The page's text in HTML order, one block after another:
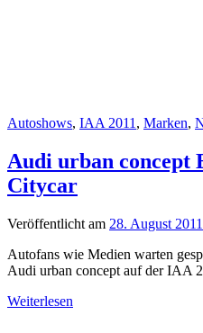
Autoshows, IAA 2011, Marken,
Audi urban concept
Citycar
Veröffentlicht am 28. August 2011
Autofans wie Medien warten
Audi urban concept auf der IAA
Weiterlesen